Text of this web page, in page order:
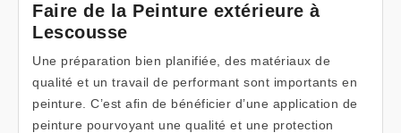
Faire de la Peinture extérieure à
Lescousse
Une préparation bien planifiée, des matériaux de
qualité et un travail de performant sont importants en
peinture. C’est afin de bénéficier d’une application de
peinture pourvoyant une qualité et une protection